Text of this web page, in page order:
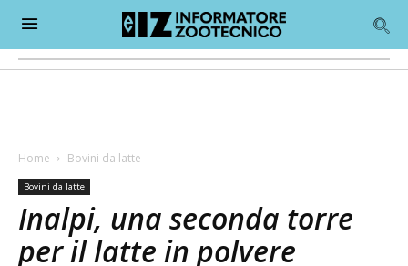
Home Bovini da latte
Bovini da latte
Inalpi, una seconda torre
per il latte in polvere